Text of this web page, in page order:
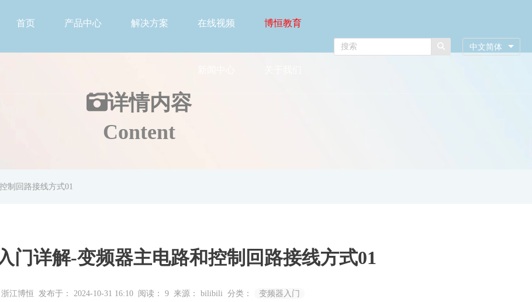
首页 产品中心 解决方案 在线视频 博恒教育
中文简体
详情内容
Content
制回路接线方式01
门详解-变频器主电路和控制回路接线方式01
江博恒 发布于： 2024-10-31 16:10 阅读： 9 来源： bilibili 分类： 变频器入门